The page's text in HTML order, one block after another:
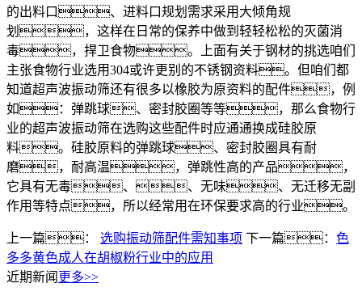
的出料口、进料口规划需求采用大倾角规
划，这样在日常的保养中做到轻轻松松的灭菌消
毒，捍卫食物。上面有关于钢材的挑选咱们
主张食物行业选用304或许更别的不锈钢资料。但咱们都
知道超声波振动筛还有很多以橡胶为原资料的配件，例
如：弹跳球、密封胶圈等等，那么食物行
业的超声波振动筛在选购这些配件时应通通换成硅胶原
料。硅胶原料的弹跳球、密封胶圈具有耐
磨，耐高温，弹跳性高的产品，
它具有无毒、、无味、无迁移无副
作用等特点，所以经常用在环保要求高的行业。
上一篇： 选购振动筛配件需知事项 下一篇： 色
多多黄色成人在胡椒粉行业中的应用
近期新闻 更多>>